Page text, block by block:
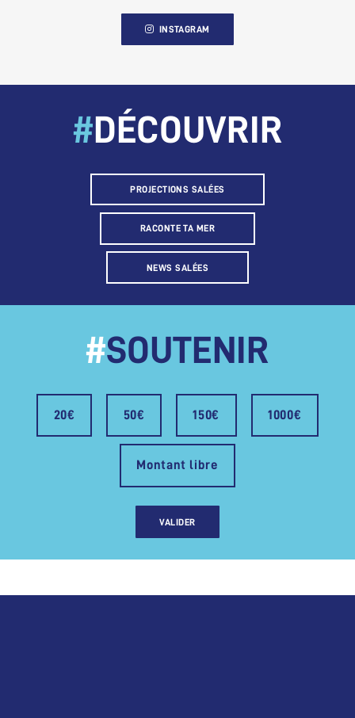
INSTAGRAM
# DÉCOUVRIR
PROJECTIONS SALÉES
RACONTE TA MER
NEWS SALÉES
#SOUTENIR
20€ 50€ 150€ 1000€
Montant libre
VALIDER